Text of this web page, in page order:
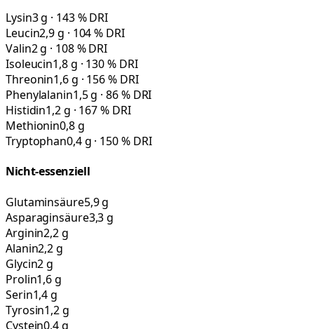
Lysin3 g · 143 % DRI
Leucin2,9 g · 104 % DRI
Valin2 g · 108 % DRI
Isoleucin1,8 g · 130 % DRI
Threonin1,6 g · 156 % DRI
Phenylalanin1,5 g · 86 % DRI
Histidin1,2 g · 167 % DRI
Methionin0,8 g
Tryptophan0,4 g · 150 % DRI
Nicht-essenziell
Glutaminsäure5,9 g
Asparaginsäure3,3 g
Arginin2,2 g
Alanin2,2 g
Glycin2 g
Prolin1,6 g
Serin1,4 g
Tyrosin1,2 g
Cystein0,4 g